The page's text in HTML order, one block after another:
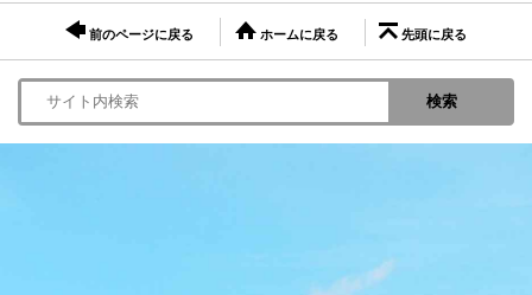
前のページに戻る ホームに戻る 先頭に戻る